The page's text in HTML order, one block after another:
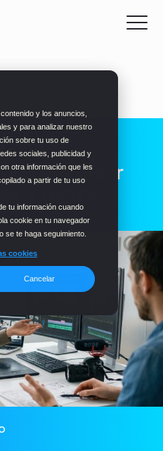
y los anuncios,
y para analizar nuestro
sobre tu uso de
sociales, publicidad y
otra información que les
a partir de tu uso
tu información cuando
cookie en tu navegador
se te haga seguimiento.
cookies
Cancelar
centralizar
y recursos